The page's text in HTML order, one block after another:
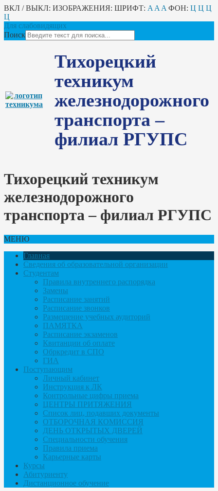
ВКЛ / ВЫКЛ: ИЗОБРАЖЕНИЯ: ШРИФТ: A A A ФОН: Ц Ц Ц
Ц
Для слабовидящих
Поиск
Тихорецкий
техникум
железнодорожного
транспорта –
филиал РГУПС
Тихорецкий техникум
железнодорожного
транспорта – филиал РГУПС
МЕНЮ
Главная
Сведения об образовательной организации
Студентам
Правила внутреннего распорядка
Замены
Расписание занятий
Расписание звонков
Размещение учебных аудиторий
ПАМЯТКА
Расписание экзаменов
Квитанции об оплате
Обркредит в СПО
ГИА
Поступающим
Личный кабинет
Инструкция к ЛК
Контрольные цифры приема
ЦЕНТРЫ ПРИТЯЖЕНИЯ
Список лиц, подавших документы
ОТБОРОЧНАЯ КОМИССИЯ
ДЕНЬ ОТКРЫТЫХ ДВЕРЕЙ
Специальности обучения
Правила приема
Карьерные карты
Курсы
Абитуриенту
Дистанционное обучение